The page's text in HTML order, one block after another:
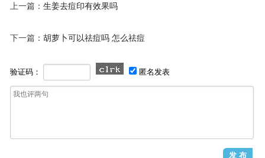
上一篇： 生姜去痘印有效果吗
下一篇： 胡萝卜可以祛痘吗 怎么祛痘
验证码： 匿名发表